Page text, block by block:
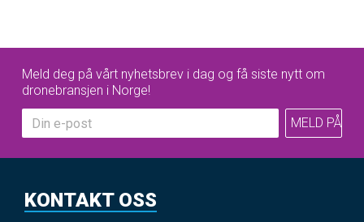
Meld deg på vårt nyhetsbrev i dag og få siste nytt om
dronebransjen i Norge!
KONTAKT OSS